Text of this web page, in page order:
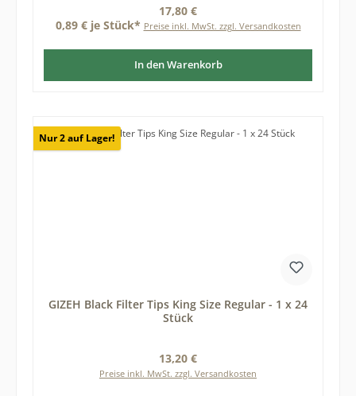
Regulärer Preis:
17,80 €
0,89 € je Stück* Preise inkl. MwSt. zzgl. Versandkosten
In den Warenkorb
Nur 2 auf Lager!
GIZEH Black Filter Tips King Size Regular - 1 x 24
Stück
Regulärer Preis:
13,20 €
Preise inkl. MwSt. zzgl. Versandkosten